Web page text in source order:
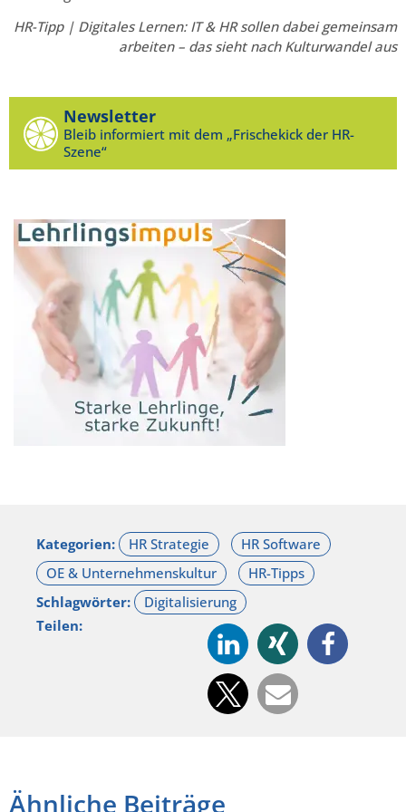
HR-Tipp | Digitales Lernen: IT & HR sollen dabei gemeinsam
arbeiten – das sieht nach Kulturwandel aus
Newsletter
Bleib informiert mit dem „Frischekick der HR-
Szene“
Kategorien:
Schlagwörter:
Teilen:
Ähnliche Beiträge